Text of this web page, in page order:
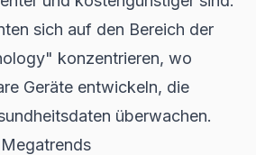
sich auf den Bereich der
konzentrieren, wo
Geräte entwickeln, die
überwachen.